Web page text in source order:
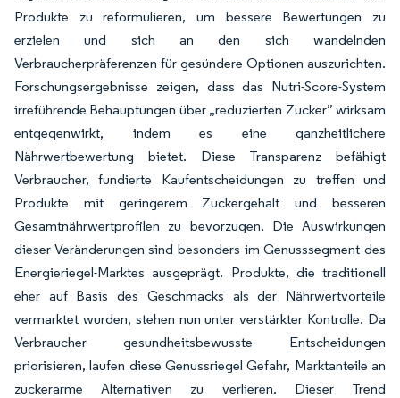
Produkte zu reformulieren, um bessere Bewertungen zu
erzielen und sich an den sich wandelnden
Verbraucherpräferenzen für gesündere Optionen auszurichten.
Forschungsergebnisse zeigen, dass das Nutri-Score-System
irreführende Behauptungen über „reduzierten Zucker” wirksam
entgegenwirkt, indem es eine ganzheitlichere
Nährwertbewertung bietet. Diese Transparenz befähigt
Verbraucher, fundierte Kaufentscheidungen zu treffen und
Produkte mit geringerem Zuckergehalt und besseren
Gesamtnährwertprofilen zu bevorzugen. Die Auswirkungen
dieser Veränderungen sind besonders im Genusssegment des
Energieriegel-Marktes ausgeprägt. Produkte, die traditionell
eher auf Basis des Geschmacks als der Nährwertvorteile
vermarktet wurden, stehen nun unter verstärkter Kontrolle. Da
Verbraucher gesundheitsbewusste Entscheidungen
priorisieren, laufen diese Genussriegel Gefahr, Marktanteile an
zuckerarme Alternativen zu verlieren. Dieser Trend